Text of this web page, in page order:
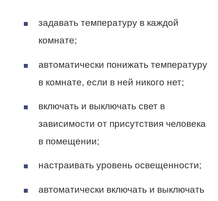
задавать температуру в каждой
комнате;
автоматически понижать температуру
в комнате, если в ней никого нет;
включать и выключать свет в
зависимости от присутствия человека
в помещении;
настраивать уровень освещенности;
автоматически включать и выключать